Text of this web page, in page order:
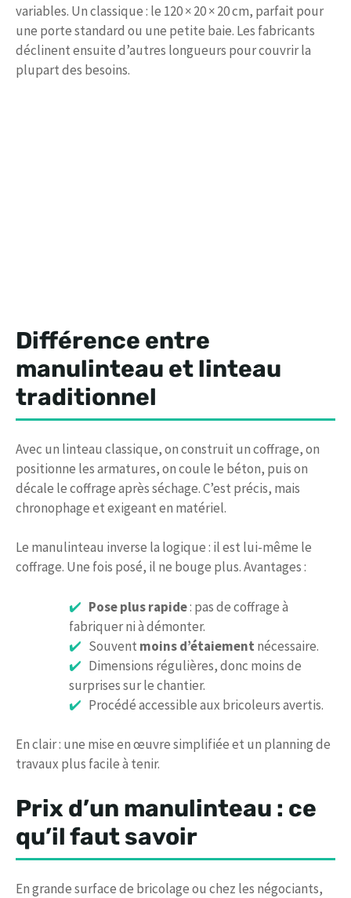
variables. Un classique : le 120 × 20 × 20 cm, parfait pour
une porte standard ou une petite baie. Les fabricants
déclinent ensuite d’autres longueurs pour couvrir la
plupart des besoins.
Différence entre
manulinteau et linteau
traditionnel
Avec un linteau classique, on construit un coffrage, on
positionne les armatures, on coule le béton, puis on
décale le coffrage après séchage. C’est précis, mais
chronophage et exigeant en matériel.
Le manulinteau inverse la logique : il est lui-même le
coffrage. Une fois posé, il ne bouge plus. Avantages :
Pose plus rapide: pas de coffrage à
fabriquer ni à démonter.
Souvent moins d’étaiement nécessaire.
Dimensions régulières, donc moins de
surprises sur le chantier.
Procédé accessible aux bricoleurs avertis.
En clair : une mise en œuvre simplifiée et un planning de
travaux plus facile à tenir.
Prix d’un manulinteau : ce
qu’il faut savoir
En grande surface de bricolage ou chez les négociants,